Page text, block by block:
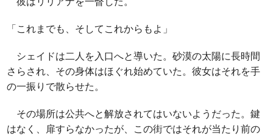
「これまでも、そしてこれからもよ」
シェイドは二人を入口へと導いた。砂漠の太陽に長時間
さらされ、その身体はほぐれ始めていた。彼女はそれを手
の一振りで散らせた。
その場所は公共へと解放されてはいないようだった。鍵
はなく、扉すらなかったが、この街ではそれが当たり前の